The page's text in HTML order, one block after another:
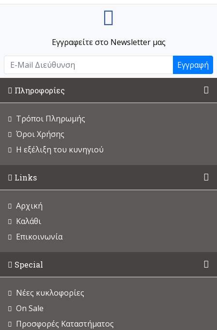
Εγγραφείτε στο Newsletter μας
Εγγραφή
Πληροφορίες
Τρόποι Πληρωμής
Όροι Χρήσης
Η εξέλιξη του κυνηγιού
Links
Αρχική
Καλάθι
Επικοινωνία
Special
Νέες κυκλοφορίες
On Sale
Προσφορές Καταστήματος